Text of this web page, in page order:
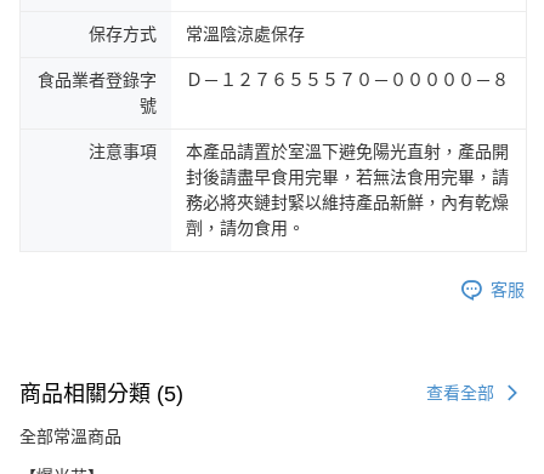
保存方式 常溫陰涼處保存
食品業者登錄字
號
Ｄ－１２７６５５５７０－０００００－８
注意事項
本產品請置於室溫下避免陽光直射，產品開
封後請盡早食用完畢，若無法食用完畢，請
務必將夾鏈封緊以維持產品新鮮，內有乾燥
劑，請勿食用。
客服
商品相關分類 (5) 查看全部
全部常溫商品